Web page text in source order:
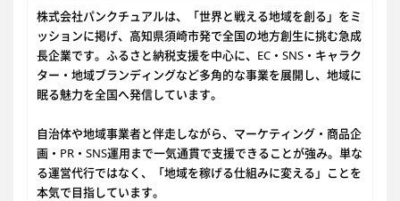
株式会社パンクチュアルは、「世界と戦える地域を創る」をミ
ッションに掲げ、高知県須崎市発で全国の地方創生に挑む急成
長企業です。ふるさと納税支援を中心に、EC・SNS・キャラク
ター・地域ブランディングなど多角的な事業を展開し、地域に
眠る魅力を全国へ発信しています。
自治体や地域事業者と伴走しながら、マーケティング・商品企
画・PR・SNS運用まで一気通貫で支援できることが強み。単な
る運営代行ではなく、「地域を稼げる仕組みに変える」ことを
本気で目指しています。